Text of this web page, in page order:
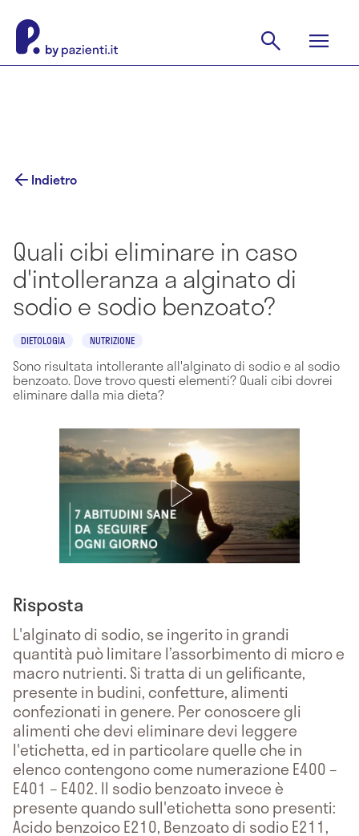
Indietro
Quali cibi eliminare in caso
d'intolleranza a alginato di
sodio e sodio benzoato?
DIETOLOGIA NUTRIZIONE
Sono risultata intollerante all'alginato di sodio e al sodio
benzoato. Dove trovo questi elementi? Quali cibi dovrei
eliminare dalla mia dieta?
Risposta
L'alginato di sodio, se ingerito in grandi
quantità può limitare l’assorbimento di micro e
macro nutrienti. Si tratta di un gelificante,
presente in budini, confetture, alimenti
confezionati in genere. Per conoscere gli
alimenti che devi eliminare devi leggere
l'etichetta, ed in particolare quelle che in
elenco contengono come numerazione E400 –
E401 – E402. Il sodio benzoato invece è
presente quando sull'etichetta sono presenti:
Acido benzoico E210, Benzoato di sodio E211,